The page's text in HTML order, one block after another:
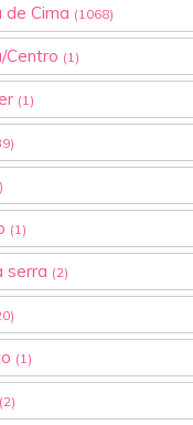
de Cima (1068)
Centro (1)
(1)
(1)
serra (2)
(1)
(2)